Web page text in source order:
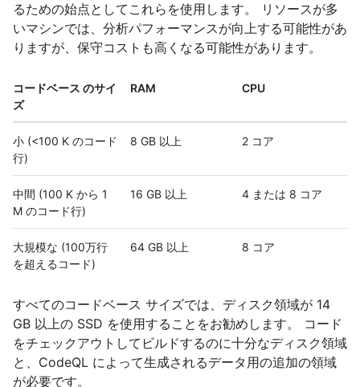
るための始点としてこれらを使用します。 リソースが多
いマシンでは、分析パフォーマンスが向上する可能性があ
りますが、保守コストも高くなる可能性があります。
コードベース のサイ
ズ
RAM CPU
小 (<100 K のコード
行)
8 GB 以上 2 コア
中間 (100 K から 1
M のコード行)
16 GB 以上 4 または 8 コア
大規模な (100万行
を超えるコード)
64 GB 以上 8 コア
すべてのコードベース サイズでは、ディスク領域が 14
GB 以上の SSD を使用することをお勧めします。 コード
をチェックアウトしてビルドするのに十分なディスク領域
と、CodeQL によって生成されるデータ用の追加の領域
が必要です。